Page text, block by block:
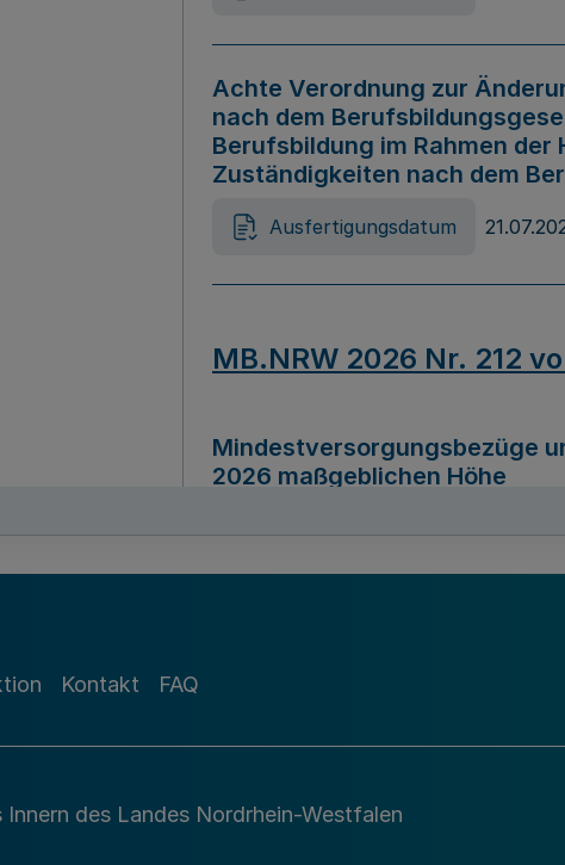
Achte Verordnung zur
nach dem
Berufsbildung im Rahmen
Zuständigkeiten nach dem
Ausfertigungsdatum
MB.NRW 2026 Nr. 212
Mindestversorgungsbezüge
2026 maßgeblichen Höhe
Richtlinie zur Durchführung
Kontakt FAQ
des Landes Nordrhein-Westfalen